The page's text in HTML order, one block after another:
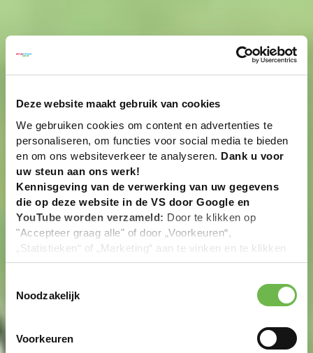
Deze website maakt gebruik van cookies
We gebruiken cookies om content en advertenties te
personaliseren, om functies voor social media te bieden
en om ons websiteverkeer te analyseren. Dank u voor
uw steun aan ons werk!
Kennisgeving van de verwerking van uw gegevens
die op deze website in de VS door Google en
YouTube worden verzameld: Door te klikken op
"Accepteer graag alle" of door „Voorkeuren“,
„Statistieken“ of „Marketing“ aan te vinken en te klikken
op "Selectie handmatig instellen", stemt u er ook mee in
overeenstemming met Art. 49 (1) zin 1 lit. a DSGVO. De
VS zijn door het Europees Hof van Justitie beoordeeld
gegevensbescherming volgens EU-normen. In het
Noodzakelijk
Voorkeuren